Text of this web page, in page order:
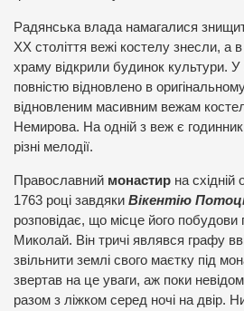
Радянська влада намагалися
ХХ століття вежі костелу знесли, а
храму відкрили будинок культури. У
повністю відновлено в
відновленим масивним вежам
Немирова. На одній з веж є
різні мелодії.
Православний монастир на
1763 році завдяки Вікентію
розповідає, що місце його побудови
Миколай. Він тричі являвся графу
звільнити землі свого маєтку під
звертав на це уваги, аж поки
разом з ліжком серед ночі на двір.